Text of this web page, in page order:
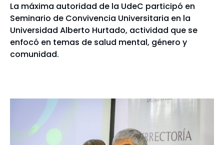
La máxima autoridad de la UdeC participó en
Seminario de Convivencia Universitaria en la
Universidad Alberto Hurtado, actividad que se
enfocó en temas de salud mental, género y
comunidad.